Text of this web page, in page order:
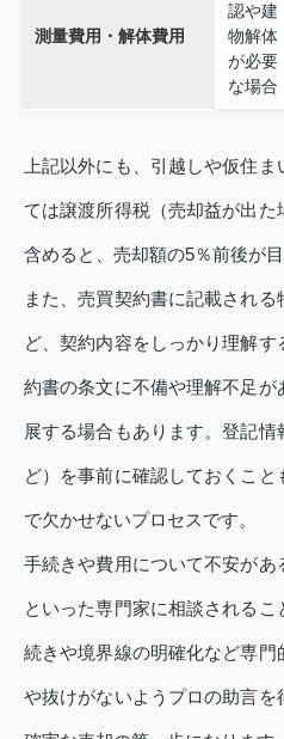
測量費用・解体費用
認や建
物解体
が必要
な場合
上記以外にも、引越しや仮住
ては譲渡所得税（売却益が出
含めると、売却額の5％前後が
また、売買契約書に記載され
ど、契約内容をしっかり理解
約書の条文に不備や理解不足
展する場合もあります。登記
ど）を事前に確認しておくこと
で欠かせないプロセスです。
手続きや費用について不安が
といった専門家に相談される
続きや境界線の明確化など専門
や抜けがないようプロの助言